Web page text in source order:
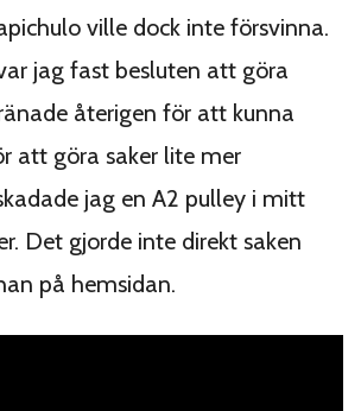
ville dock inte försvinna.
jag fast besluten att göra
återigen för att kunna
att göra saker lite mer
jag en A2 pulley i mitt
Det gjorde inte direkt saken
på hemsidan.